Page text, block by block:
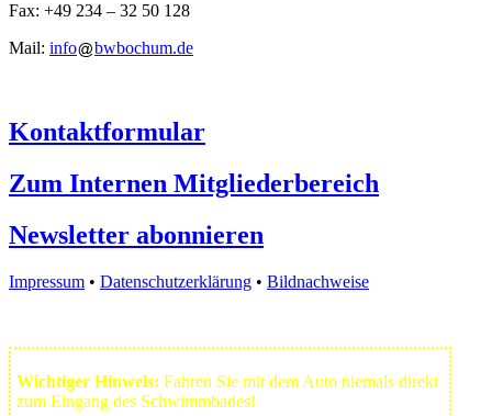
Fax: +49 234 – 32 50 128
Mail: info bwbochum.de
Kontaktformular
Zum Internen Mitgliederbereich
Newsletter abonnieren
Impressum • Datenschutzerklärung • Bildnachweise
Wichtiger Hinweis: Fahren Sie mit dem Auto niemals direkt
zum Eingang des Schwimmbades!